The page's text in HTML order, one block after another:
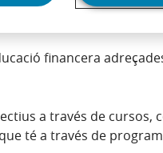
financera dels
financera
a través de
té a través de